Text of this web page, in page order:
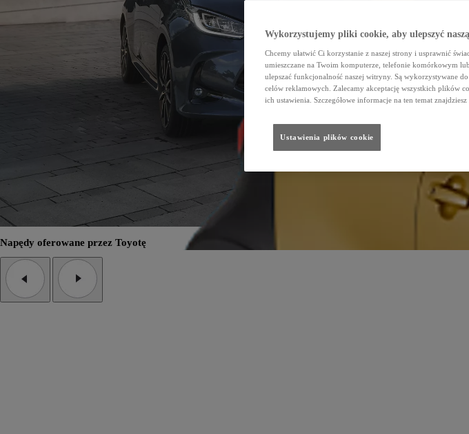
Napędy oferowane przez Toyotę
Wykorzystujemy pliki cookie, aby ulepszyć
Chcemy ułatwić Ci korzystanie z naszej strony i usprawnić
umieszczane na Twoim komputerze, telefonie komórkowym
ulepszać funkcjonalność naszej witryny. Są wykorzystywane
celów reklamowych. Zalecamy akceptację wszystkich plików
ich ustawienia. Szczegółowe informacje na ten temat znajdziesz
Ustawienia plików cookie